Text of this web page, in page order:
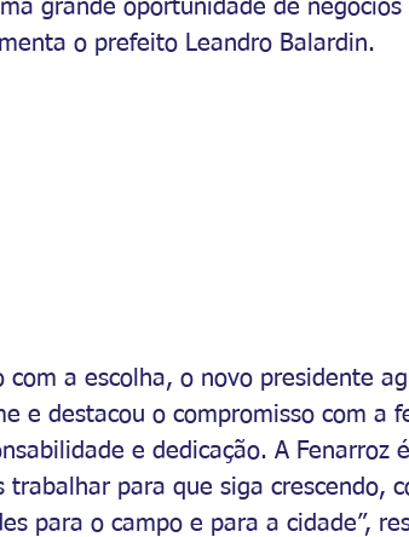
grande oportunidade de
o prefeito Leandro Balardin.
com a escolha, o novo presidente
e destacou o compromisso com a
e dedicação. A Fenarroz
trabalhar para que siga crescendo,
para o campo e para a cidade”,